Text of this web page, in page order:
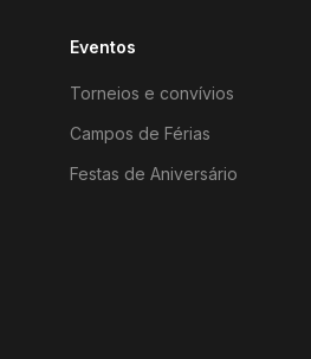
Eventos
Torneios e convívios
Campos de Férias
Festas de Aniversário